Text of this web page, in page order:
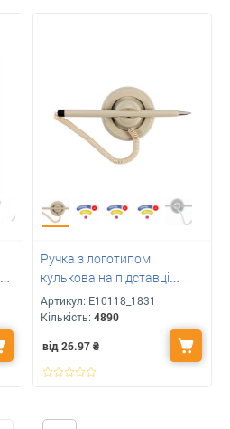
Ручка з логотипом
кулькова на підставці
Economix POST PEN
Артикул: E10118_1831
Кількість: 4890
від 26.97₴